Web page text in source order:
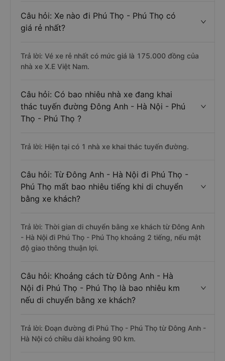
Câu hỏi: Xe nào đi Phú Thọ - Phú Thọ có
giá rẻ nhất?
Trả lời: Vé xe rẻ nhất có mức giá là 175.000 đồng của
nhà xe X.E Việt Nam.
Câu hỏi: Có bao nhiêu nhà xe đang khai
thác tuyến đường Đông Anh - Hà Nội - Phú
Thọ - Phú Thọ ?
Trả lời: Hiện tại có 1 nhà xe khai thác tuyến đường.
Câu hỏi: Từ Đông Anh - Hà Nội đi Phú Thọ -
Phú Thọ mất bao nhiêu tiếng khi di chuyển
bằng xe khách?
Trả lời: Thời gian di chuyển bằng xe khách từ Đông Anh
- Hà Nội đi Phú Thọ - Phú Thọ khoảng 2 tiếng, nếu mật
độ giao thông thuận lợi.
Câu hỏi: Khoảng cách từ Đông Anh - Hà
Nội đi Phú Thọ - Phú Thọ là bao nhiêu km
nếu di chuyển bằng xe khách?
Trả lời: Đoạn đường đi Phú Thọ - Phú Thọ từ Đông Anh -
Hà Nội có chiều dài khoảng 90 km.